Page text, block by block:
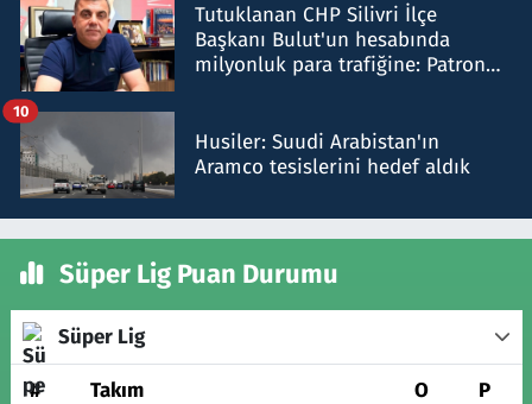
Tutuklanan CHP Silivri İlçe
Başkanı Bulut'un hesabında
milyonluk para trafiğine: Patron
Husiler: Suudi Arabistan'ın
Aramco tesislerini hedef aldık
10
Süper Lig Puan Durumu
Süper Lig
# Takım O P